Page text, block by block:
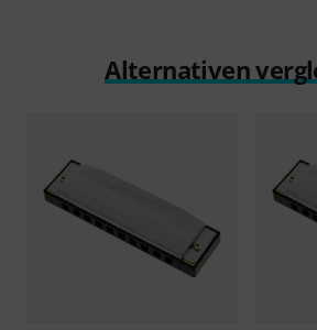
Alternativen